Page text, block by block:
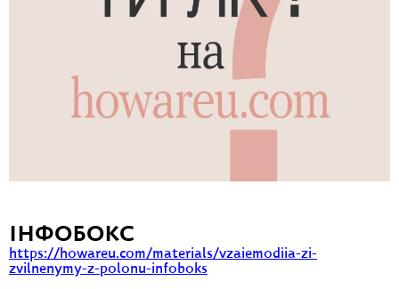
ІНФОБОКС
https://howareu.com/materials/vzaiemodiia-zi-
zvilnenymy-z-polonu-infoboks